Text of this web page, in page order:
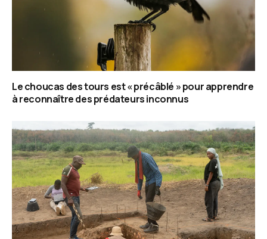
Le choucas des tours est « précâblé » pour apprendre
à reconnaître des prédateurs inconnus